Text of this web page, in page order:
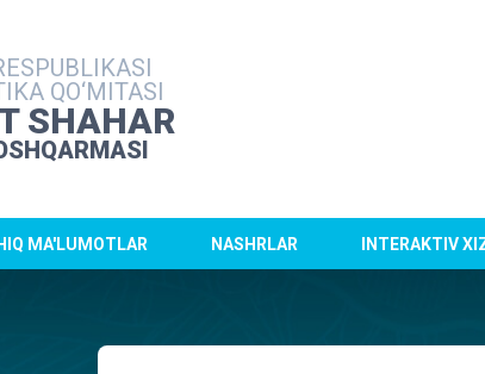
QO‘MITASI
SHAHAR
MA'LUMOTLAR NASHRLAR INTERAKTIV